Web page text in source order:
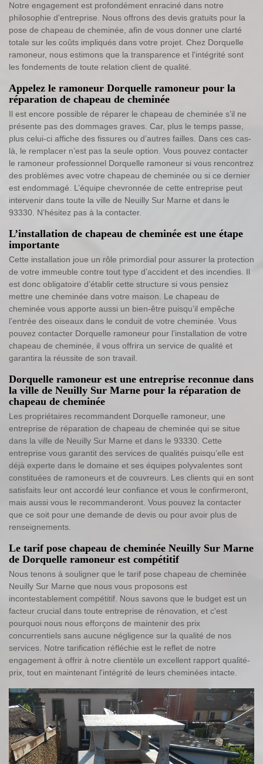
Notre engagement est profondément enraciné dans notre
philosophie d'entreprise. Nous offrons des devis gratuits pour la
pose de chapeau de cheminée, afin de vous donner une clarté
totale sur les coûts impliqués dans votre projet. Chez Dorquelle
ramoneur, nous estimons que la transparence et l'intégrité sont
les fondements de toute relation client de qualité.
Appelez le ramoneur Dorquelle ramoneur pour la
réparation de chapeau de cheminée
Il est encore possible de réparer le chapeau de cheminée s’il ne
présente pas des dommages graves. Car, plus le temps passe,
plus celui-ci affiche des fissures ou d’autres failles. Dans ces cas-
là, le remplacer n’est pas la seule option. Vous pouvez contacter
le ramoneur professionnel Dorquelle ramoneur si vous rencontrez
des problèmes avec votre chapeau de cheminée ou si ce dernier
est endommagé. L’équipe chevronnée de cette entreprise peut
intervenir dans toute la ville de Neuilly Sur Marne et dans le
93330. N’hésitez pas à la contacter.
L’installation de chapeau de cheminée est une étape
importante
Cette installation joue un rôle primordial pour assurer la protection
de votre immeuble contre tout type d’accident et des incendies. Il
est donc obligatoire d’établir cette structure si vous pensiez
mettre une cheminée dans votre maison. Le chapeau de
cheminée vous apporte aussi un bien-être puisqu’il empêche
l’entrée des oiseaux dans le conduit de votre cheminée. Vous
pouvez contacter Dorquelle ramoneur pour l’installation de votre
chapeau de cheminée, il vous offrira un service de qualité et
garantira la réussite de son travail.
Dorquelle ramoneur est une entreprise reconnue dans
la ville de Neuilly Sur Marne pour la réparation de
chapeau de cheminée
Les propriétaires recommandent Dorquelle ramoneur, une
entreprise de réparation de chapeau de cheminée qui se situe
dans la ville de Neuilly Sur Marne et dans le 93330. Cette
entreprise vous garantit des services de qualités puisqu’elle est
déjà experte dans le domaine et ses équipes polyvalentes sont
constituées de ramoneurs et de couvreurs. Les clients qui en sont
satisfaits leur ont accordé leur confiance et vous le confirmeront,
mais aussi vous le recommanderont. Vous pouvez la contacter
que ce soit pour une demande de devis ou pour avoir plus de
renseignements.
Le tarif pose chapeau de cheminée Neuilly Sur Marne
de Dorquelle ramoneur est compétitif
Nous tenons à souligner que le tarif pose chapeau de cheminée
Neuilly Sur Marne que nous vous proposons est
incontestablement compétitif. Nous savons que le budget est un
facteur crucial dans toute entreprise de rénovation, et c'est
pourquoi nous nous efforçons de maintenir des prix
concurrentiels sans aucune négligence sur la qualité de nos
services. Notre tarification réfléchie est le reflet de notre
engagement à offrir à notre clientèle un excellent rapport qualité-
prix, tout en maintenant l'intégrité de leurs cheminées intacte.